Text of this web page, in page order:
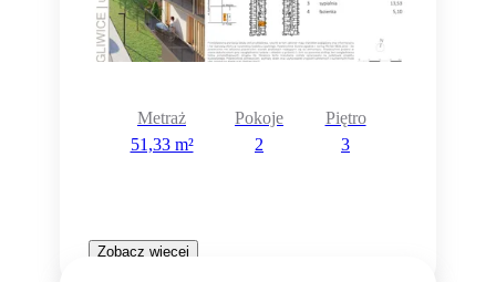
Metraż
51,33 m²
Pokoje
2
Piętro
3
Zobacz więcej